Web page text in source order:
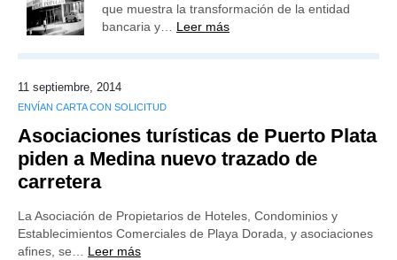
que muestra la transformación de la entidad
bancaria y… Leer más
11 septiembre, 2014
ENVÍAN CARTA CON SOLICITUD
Asociaciones turísticas de Puerto Plata
piden a Medina nuevo trazado de
carretera
La Asociación de Propietarios de Hoteles, Condominios y
Establecimientos Comerciales de Playa Dorada, y asociaciones
afines, se… Leer más